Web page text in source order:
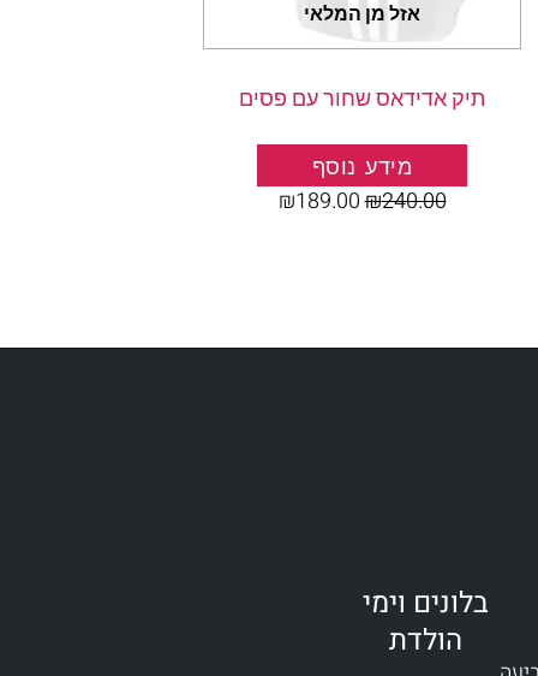
אזל מן המלאי
תיק אדידאס שחור עם פסים
מידע נוסף
₪240.00
₪189.00
בלונים וימי
הולדת